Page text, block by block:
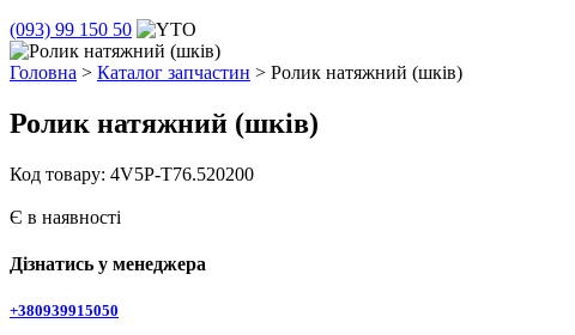
(093) 99 150 50
Головна > Каталог запчастин > Ролик натяжний (шків)
Ролик натяжний (шків)
Код товару: 4V5P-T76.520200
Є в наявності
Дізнатись у менеджера
+380939915050